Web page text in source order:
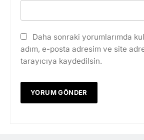
Daha sonraki yorumlarımda
adım, e-posta adresim ve site
tarayıcıya kaydedilsin.